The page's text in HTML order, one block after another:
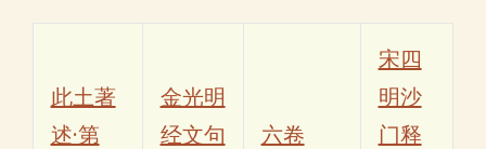
此土著
述·第
金光明
经文句
六卷
宋四
明沙
门释